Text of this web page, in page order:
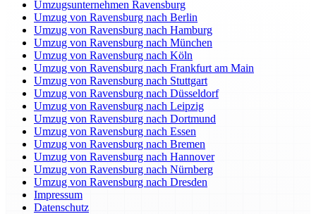
Umzugsunternehmen Ravensburg
Umzug von Ravensburg nach Berlin
Umzug von Ravensburg nach Hamburg
Umzug von Ravensburg nach München
Umzug von Ravensburg nach Köln
Umzug von Ravensburg nach Frankfurt am Main
Umzug von Ravensburg nach Stuttgart
Umzug von Ravensburg nach Düsseldorf
Umzug von Ravensburg nach Leipzig
Umzug von Ravensburg nach Dortmund
Umzug von Ravensburg nach Essen
Umzug von Ravensburg nach Bremen
Umzug von Ravensburg nach Hannover
Umzug von Ravensburg nach Nürnberg
Umzug von Ravensburg nach Dresden
Impressum
Datenschutz